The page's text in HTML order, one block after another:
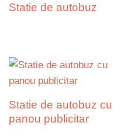
Statie de autobuz
Statie de autobuz cu
panou publicitar